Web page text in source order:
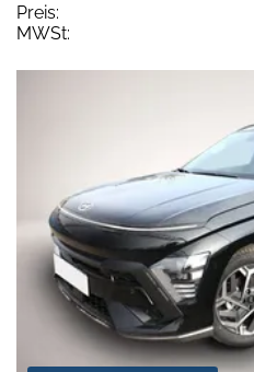
Preis:
MWSt: